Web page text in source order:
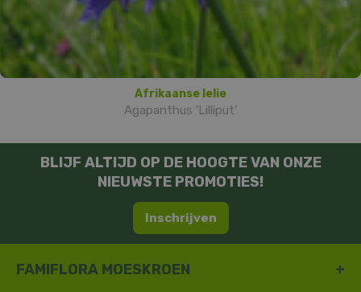
Afrikaanse lelie
Agapanthus 'Lilliput'
BLIJF ALTIJD OP DE HOOGTE VAN ONZE
NIEUWSTE PROMOTIES!
Inschrijven
FAMIFLORA MOESKROEN